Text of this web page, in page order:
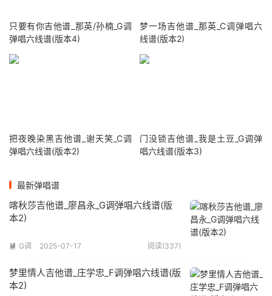
只要有你吉他谱_那英/孙楠_G调
弹唱六线谱(版本4)
梦一场吉他谱_那英_C调弹唱六
线谱(版本2)
把夜晚染黑吉他谱_谢天笑_C调
弹唱六线谱(版本2)
门没锁吉他谱_我是土豆_G调弹
唱六线谱(版本3)
最新弹唱谱
喀秋莎吉他谱_廖昌永_G调弹唱六线谱(版
本2)
 G调 2025-07-17 阅读(337)
梦里情人吉他谱_庄学忠_F调弹唱六线谱(版
本2)